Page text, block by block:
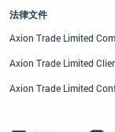
法律文件
Axion Trade Limited
Axion Trade Limited
Axion Trade Limited